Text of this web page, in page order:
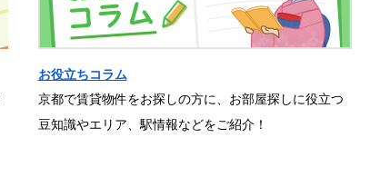
お役立ちコラム
京都で賃貸物件をお探しの方に、お部屋探しに役立つ
豆知識やエリア、駅情報などをご紹介！